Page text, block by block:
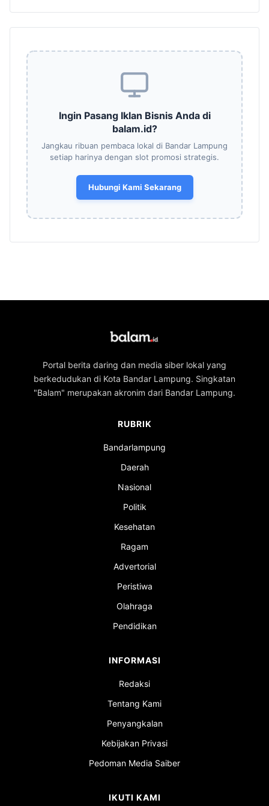
Ingin Pasang Iklan Bisnis Anda di
balam.id?
Jangkau ribuan pembaca lokal di Bandar Lampung
setiap harinya dengan slot promosi strategis.
Hubungi Kami Sekarang
Portal berita daring dan media siber lokal yang
berkedudukan di Kota Bandar Lampung. Singkatan
"Balam" merupakan akronim dari Bandar Lampung.
RUBRIK
Bandarlampung
Daerah
Nasional
Politik
Kesehatan
Ragam
Advertorial
Peristiwa
Olahraga
Pendidikan
INFORMASI
Redaksi
Tentang Kami
Penyangkalan
Kebijakan Privasi
Pedoman Media Saiber
IKUTI KAMI